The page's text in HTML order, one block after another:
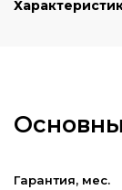
Гарантия, мес.